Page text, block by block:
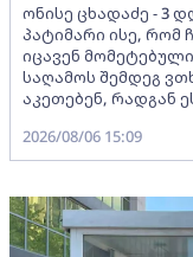
ონისე ცხადაძე - 3
პატიმარი ისე, რომ
იცავენ
საღამოს შემდეგ
აკეთებენ, რადგან
2026/08/06 15:09